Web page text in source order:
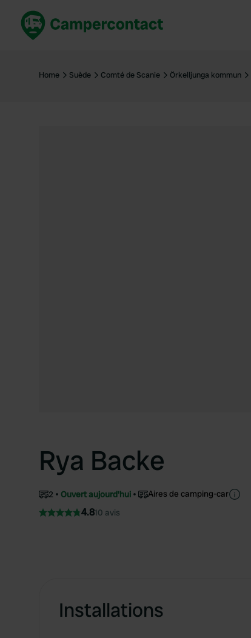
France
Home Suède Comté de Scanie Örkelljunga kommun
Rya Backe
2 Ouvert aujourd'hui Aires de camping-car
4.810 avis
Installations